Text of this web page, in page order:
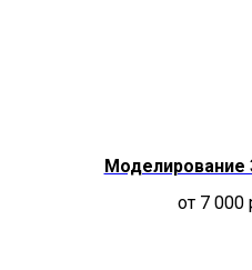
Моделирование
от 7 000